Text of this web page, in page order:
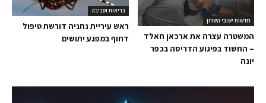
בריאות וסביבה
ראש עיריית נתניה דורשת טיפול
דחוף במפגע יתושים
חדשות ישובי השרון
המשטרה עצרה את ארכאן חאלד
– החשוד בפיגוע הדריסה בכפר
יונה